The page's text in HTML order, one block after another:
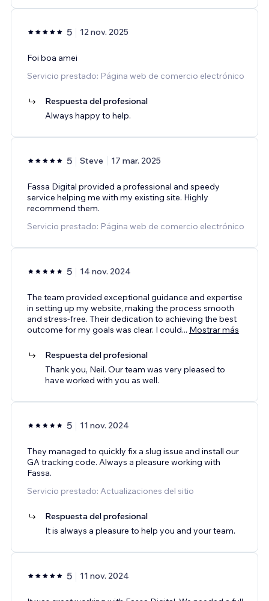
5 12 nov. 2025
Foi boa amei
Servicio prestado: Página web de comercio electrónico
Respuesta del profesional
Always happy to help.
5 Steve 17 mar. 2025
Fassa Digital provided a professional and speedy
service helping me with my existing site. Highly
recommend them.
Servicio prestado: Página web de comercio electrónico
5 14 nov. 2024
The team provided exceptional guidance and expertise
in setting up my website, making the process smooth
and stress-free. Their dedication to achieving the best
outcome for my goals was clear. I could... Mostrar más
Respuesta del profesional
Thank you, Neil. Our team was very pleased to
have worked with you as well.
5 11 nov. 2024
They managed to quickly fix a slug issue and install our
GA tracking code. Always a pleasure working with
Fassa.
Servicio prestado: Actualizaciones del sitio
Respuesta del profesional
It is always a pleasure to help you and your team.
5 11 nov. 2024